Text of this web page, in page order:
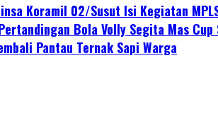
Koramil 02/Susut Isi Kegiatan
Bola Volly Segita Mas Cup
Pantau Ternak Sapi Warga